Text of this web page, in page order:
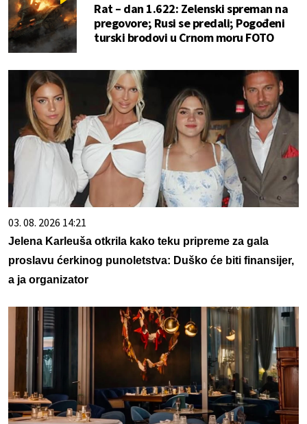
Rat – dan 1.622: Zelenski spreman na
pregovore; Rusi se predali; Pogođeni
turski brodovi u Crnom moru FOTO
03. 08. 2026 14:21
Jelena Karleuša otkrila kako teku pripreme za gala
proslavu ćerkinog punoletstva: Duško će biti finansijer,
a ja organizator